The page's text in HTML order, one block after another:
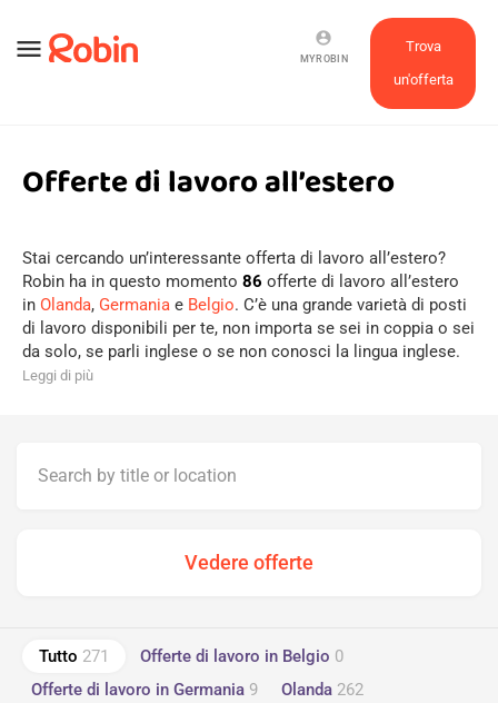
menu
Trova
un'offerta
account_circle
MYROBIN
Offerte di lavoro all’estero
Stai cercando un’interessante offerta di lavoro all’estero?
Robin ha in questo momento 86 offerte di lavoro all’estero
in Olanda, Germania e Belgio. C’è una grande varietà di posti
di lavoro disponibili per te, non importa se sei in coppia o sei
da solo, se parli inglese o se non conosci la lingua inglese.
Leggi di più
Tutto 271 Offerte di lavoro in Belgio 0
Offerte di lavoro in Germania 9 Olanda 262